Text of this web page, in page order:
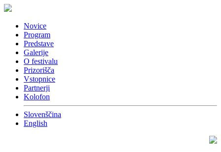
Novice
Program
Predstave
Galerije
O festivalu
Prizorišča
Vstopnice
Partnerji
Kolofon
Slovenščina
English